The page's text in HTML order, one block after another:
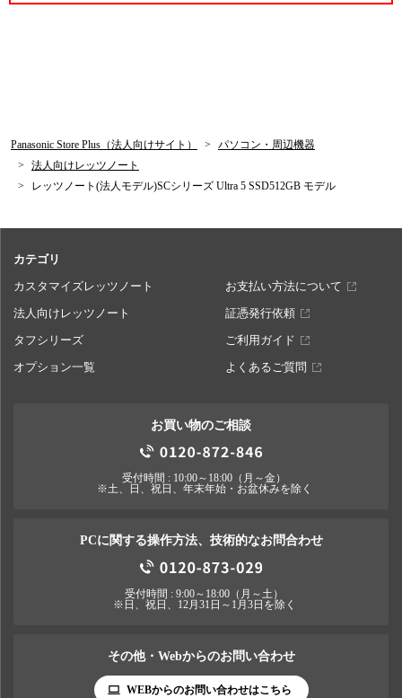
Panasonic Store Plus（法人向けサイト）
パソコン・周辺機器
法人向けレッツノート
レッツノート(法人モデル)SCシリーズ Ultra 5 SSD512GB モデル
カテゴリ
カスタマイズレッツノート
お支払い方法について
法人向けレッツノート
証憑発行依頼
タフシリーズ
ご利用ガイド
オプション一覧
よくあるご質問
お買い物のご相談
受付時間 : 10:00～18:00（月～金）
※土、日、祝日、年末年始・お盆休みを除く
PCに関する操作方法、技術的なお問合わせ
受付時間 : 9:00～18:00（月～土）
※日、祝日、12月31日～1月3日を除く
その他・Webからのお問い合わせ
WEBからのお問い合わせはこちら